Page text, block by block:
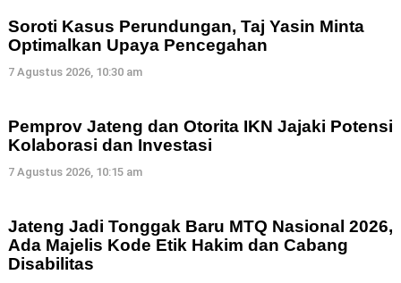
Soroti Kasus Perundungan, Taj Yasin Minta
Optimalkan Upaya Pencegahan
7 Agustus 2026, 10:30 am
Pemprov Jateng dan Otorita IKN Jajaki Potensi
Kolaborasi dan Investasi
7 Agustus 2026, 10:15 am
Jateng Jadi Tonggak Baru MTQ Nasional 2026,
Ada Majelis Kode Etik Hakim dan Cabang
Disabilitas